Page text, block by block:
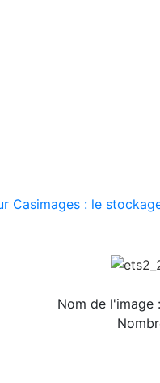
Casimages : le
Nom de l'image :